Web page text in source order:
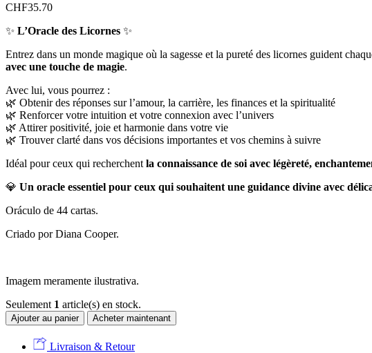
CHF35.70
✨ L’Oracle des Licornes ✨
Entrez dans un monde magique où la sagesse et la pureté des licornes guident
avec une touche de magie.
Avec lui, vous pourrez :
🌿 Obtenir des réponses sur l’amour, la carrière, les finances et la spiritualité
🌿 Renforcer votre intuition et votre connexion avec l’univers
🌿 Attirer positivité, joie et harmonie dans votre vie
🌿 Trouver clarté dans vos décisions importantes et vos chemins à suivre
Idéal pour ceux qui recherchent la connaissance de soi avec légèreté,
💎 Un oracle essentiel pour ceux qui souhaitent une guidance divine avec
Oráculo de 44 cartas.
Criado por Diana Cooper.
Imagem meramente ilustrativa.
Seulement 1 article(s) en stock.
Ajouter au panier Acheter maintenant
Livraison & Retour